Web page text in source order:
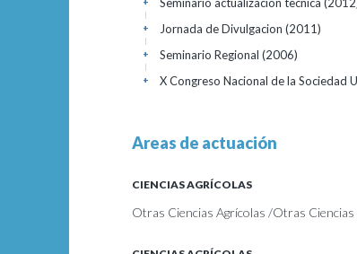
Jornada de Divulgacion (2011)
+
Seminario Regional (2006)
+
X Congreso Nacional de la Sociedad
+
Areas de actuación
CIENCIAS AGRÍCOLAS
Otras Ciencias Agrícolas /Otras